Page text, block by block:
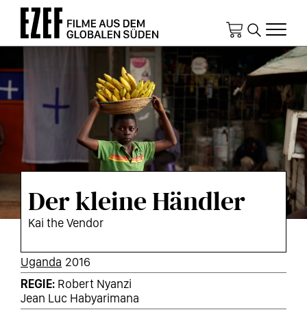
Direkt
Inhalt
Der kleine Händler
Kai the Vendor
Uganda 2016
REGIE Robert Nyanzi
Jean Luc Habyarimana